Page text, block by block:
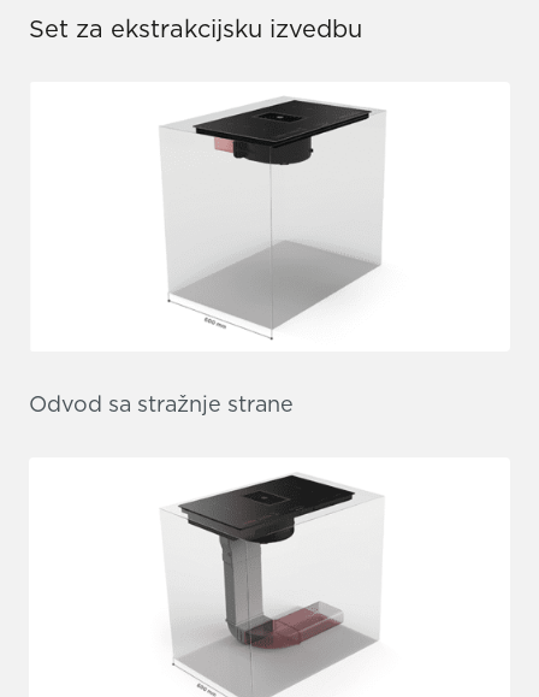
Set za ekstrakcijsku izvedbu
Odvod sa stražnje strane